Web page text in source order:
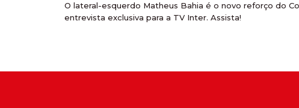
O lateral-esquerdo Matheus Bahia é o novo reforço do
entrevista exclusiva para a TV Inter. Assista!